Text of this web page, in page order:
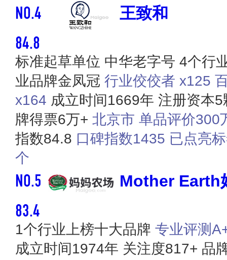
NO.4 王致和
84.8
标准起草单位 中华老字号 4个行
业品牌金凤冠 行业佼佼者 x125
x164 成立时间1669年 注册资本5
牌得票6万+ 北京市 单品评价300
指数84.8 口碑指数1435 已点亮
个
NO.5 Mother Earth
83.4
1个行业上榜十大品牌 专业评测
成立时间1974年 关注度817+ 品